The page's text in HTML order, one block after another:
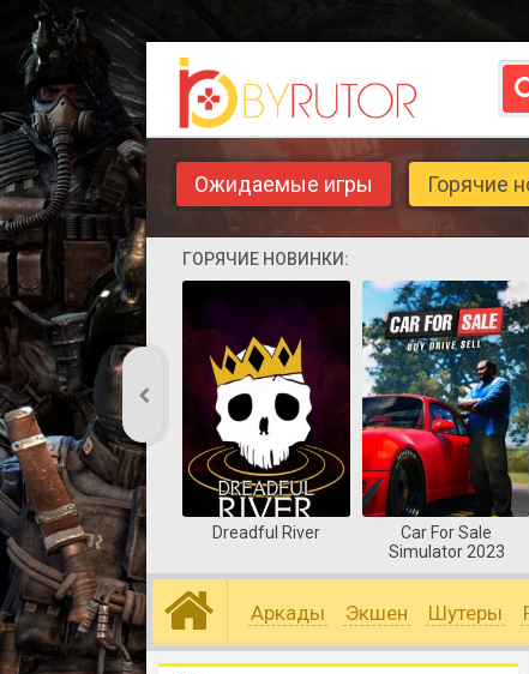
Ожидаемые игры Горячие
ГОРЯЧИЕ НОВИНКИ:
Dreadful River
Car For Sale
Simulator 2023
Аркады Экшен Шутеры